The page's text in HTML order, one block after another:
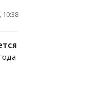
10:38